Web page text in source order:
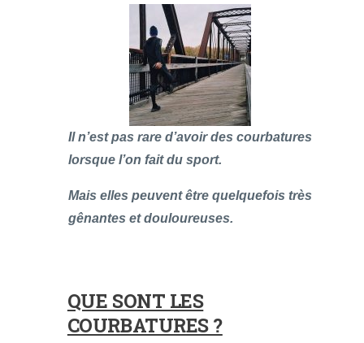
Il n’est pas rare d’avoir des courbatures
lorsque l’on fait du sport.
Mais elles peuvent être quelquefois très
gênantes et douloureuses.
QUE SONT LES
COURBATURES ?